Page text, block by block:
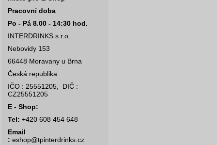
Pracovní doba
Po - Pá 8.00 - 14:30 hod.
INTERDRINKS s.r.o.
Nebovidy 153
66448 Moravany u Brna
Česká republika
IČO : 25551205, DIČ :
CZ25551205
E - Shop:
Tel: +420 608 454 648
Email
: eshop@tpinterdrinks.cz